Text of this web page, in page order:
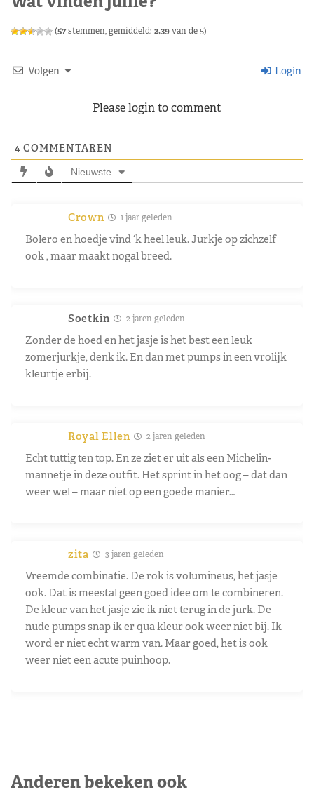
(57stemmen, gemiddeld: 2,39van de 5)
Volgen Login
Please login to comment
4 COMMENTAREN
Nieuwste
Crown 1 jaar geleden
Bolero en hoedje vind ‘k heel leuk. Jurkje op zichzelf
ook , maar maakt nogal breed.
Soetkin 2 jaren geleden
Zonder de hoed en het jasje is het best een leuk
zomerjurkje, denk ik. En dan met pumps in een vrolijk
kleurtje erbij.
Royal Ellen 2 jaren geleden
Echt tuttig ten top. En ze ziet er uit als een Michelin-
mannetje in deze outfit. Het sprint in het oog – dat dan
weer wel – maar niet op een goede manier…
zita 3 jaren geleden
Vreemde combinatie. De rok is volumineus, het jasje
ook. Dat is meestal geen goed idee om te combineren.
De kleur van het jasje zie ik niet terug in de jurk. De
nude pumps snap ik er qua kleur ook weer niet bij. Ik
word er niet echt warm van. Maar goed, het is ook
weer niet een acute puinhoop.
Anderen bekeken ook